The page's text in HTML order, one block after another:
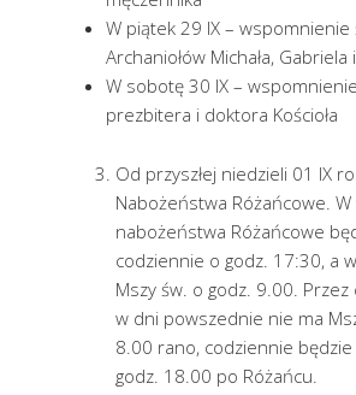
W piątek 29 IX – wspomnienie
Archaniołów Michała, Gabriela i
W sobotę 30 IX –
prezbitera i doktora Kościoła
Od przyszłej niedzieli 01 IX
Nabożeństwa Różańcowe.
nabożeństwa Różańcowe
codziennie o godz. 17:30, a
Mszy św. o godz. 9.00. Przez
w dni powszednie nie ma
8.00 rano, codziennie będzie
godz. 18.00 po Różańcu.